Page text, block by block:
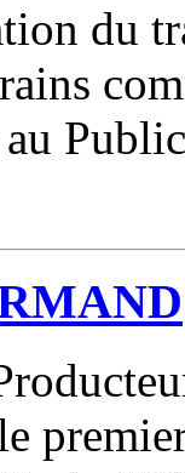
du
Public